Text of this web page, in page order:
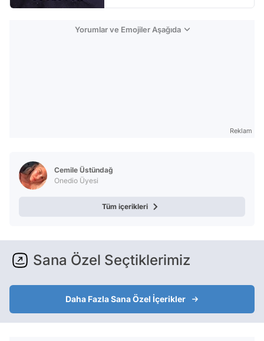
Yorumlar ve Emojiler Aşağıda
Reklam
Cemile Üstündağ
Onedio Üyesi
Tüm içerikleri
Sana Özel Seçtiklerimiz
Daha Fazla Sana Özel İçerikler